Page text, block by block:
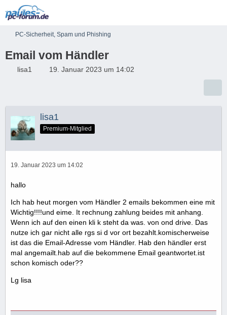
PC-Sicherheit, Spam und Phishing
Email vom Händler
lisa1 19. Januar 2023 um 14:02
lisa1
Premium-Mitglied
19. Januar 2023 um 14:02
hallo
Ich hab heut morgen vom Händler 2 emails bekommen eine mit
Wichtig!!!!und eime. It rechnung zahlung beides mit anhang.
Wenn ich auf den einen kli k steht da was. von ond drive. Das
nutze ich gar nicht alle rgs si d vor ort bezahlt.komischerweise
ist das die Email-Adresse vom Händler. Hab den händler erst
mal angemailt.hab auf die bekommene Email geantwortet.ist
schon komisch oder??
Lg lisa